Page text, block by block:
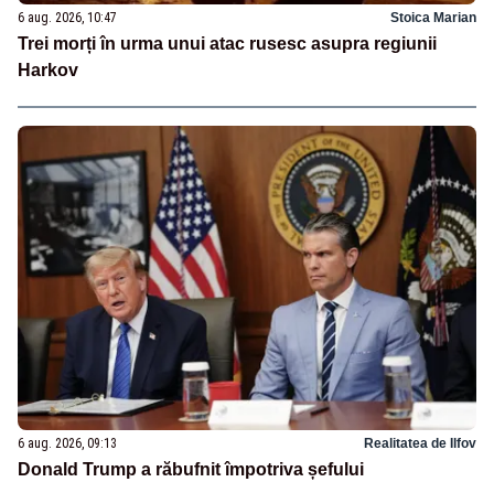
6 aug. 2026, 10:47 Stoica Marian
Trei morți în urma unui atac rusesc asupra regiunii
Harkov
6 aug. 2026, 09:13 Realitatea de Ilfov
Donald Trump a răbufnit împotriva șefului